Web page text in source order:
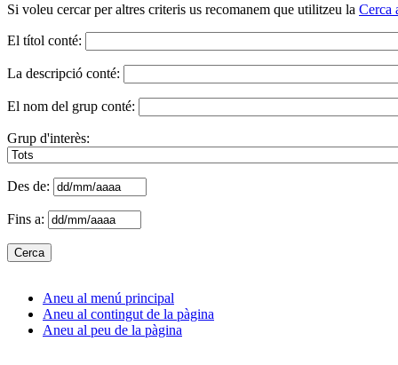
Si voleu cercar per altres criteris us recomanem que utilitzeu la Cerca
El títol conté:
La descripció conté:
El nom del grup conté:
Grup d'interès:
Des de:
Fins a:
Aneu al menú principal
Aneu al contingut de la pàgina
Aneu al peu de la pàgina